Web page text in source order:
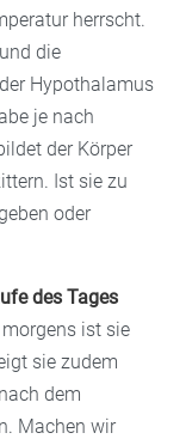
herrscht.
die
Hypothalamus
je nach
der Körper
Ist sie zu
oder
des Tages
ist sie
sie zudem
dem
Machen wir